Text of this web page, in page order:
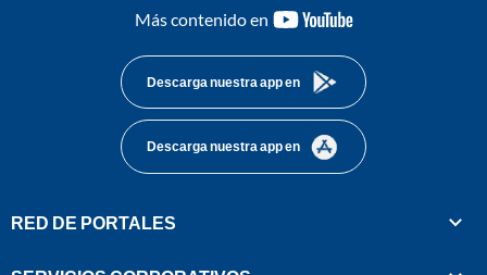
Más contenido en
youtube-
Descarga nuestra app en
Descarga nuestra app en
RED DE PORTALES